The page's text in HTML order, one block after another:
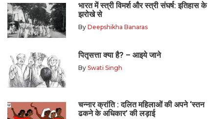
भारत में स्त्री विमर्श और स्त्री संघर्ष: इतिहास के
झरोखे से
By Deepshikha Banaras
पितृसत्ता क्या है? – आइये जाने
By Swati Singh
चन्नार क्रांति : दलित महिलाओं की अपने ‘स्तन
ढकने के अधिकार’ की लड़ाई